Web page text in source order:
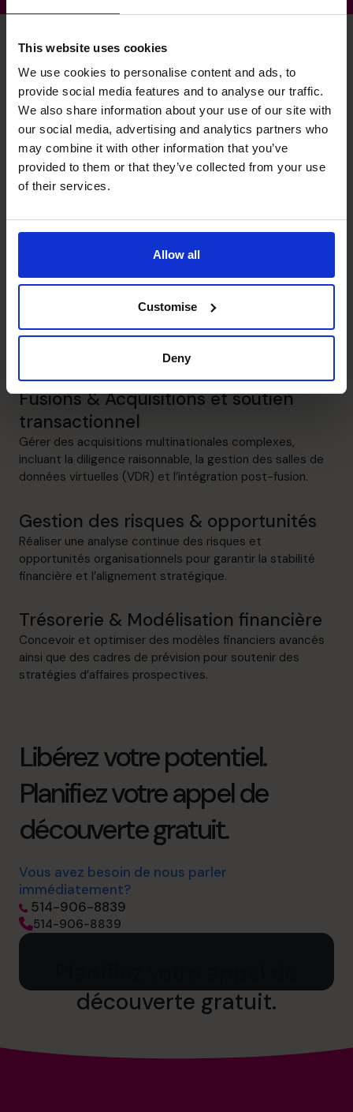
This website uses cookies
We use cookies to personalise content and ads, to
provide social media features and to analyse our traffic.
We also share information about your use of our site with
our social media, advertising and analytics partners who
may combine it with other information that you’ve
provided to them or that they’ve collected from your use
of their services.
Allow all
Customise
Deny
Compétences spécialisées
de Claude
Stratégies de sortie
stratégique et une planification rigoureuse afin d’assurer
des sorties d’entreprise réussies.
Levées de fonds & Marchés
secteurs privé et public, totalisant plus de 1 milliard de
Fusions & Acquisitions et soutien
transactionnel
Gérer des acquisitions multinationales complexes,
incluant la diligence raisonnable, la gestion des salles de
données virtuelles (VDR) et l’intégration post-fusion.
Gestion des risques & opportunités
Réaliser une analyse continue des risques et
opportunités organisationnels pour garantir la stabilité
financière et l’alignement stratégique.
Trésorerie & Modélisation financière
Concevoir et optimiser des modèles financiers avancés
ainsi que des cadres de prévision pour soutenir des
stratégies d’affaires prospectives.
Libérez votre potentiel.
Planifiez votre appel de
découverte gratuit.
Vous avez besoin de nous parler
immédiatement?
514-906-8839
514-906-8839
découverte gratuit.